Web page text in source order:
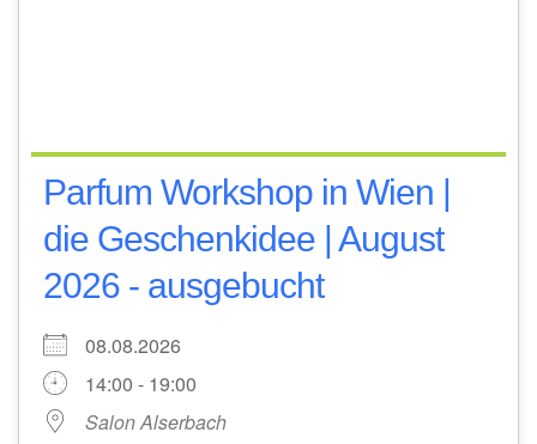
Parfum Workshop in Wien |
die Geschenkidee | August
2026 - ausgebucht
08.08.2026
14:00 - 19:00
Salon Alserbach